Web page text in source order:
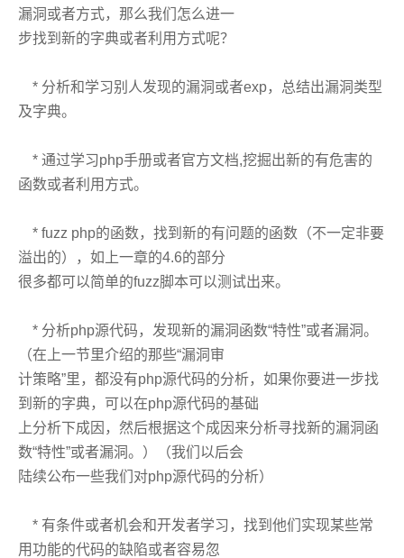
漏洞或者方式，那么我们怎么进一
步找到新的字典或者利用方式呢？
* 分析和学习别人发现的漏洞或者exp，总结出漏洞类型
及字典。
* 通过学习php手册或者官方文档,挖掘出新的有危害的
函数或者利用方式。
* fuzz php的函数，找到新的有问题的函数（不一定非要
溢出的），如上一章的4.6的部分
很多都可以简单的fuzz脚本可以测试出来。
* 分析php源代码，发现新的漏洞函数“特性”或者漏洞。
（在上一节里介绍的那些“漏洞审
计策略”里，都没有php源代码的分析，如果你要进一步找
到新的字典，可以在php源代码的基础
上分析下成因，然后根据这个成因来分析寻找新的漏洞函
数“特性”或者漏洞。）（我们以后会
陆续公布一些我们对php源代码的分析）
* 有条件或者机会和开发者学习，找到他们实现某些常
用功能的代码的缺陷或者容易忽